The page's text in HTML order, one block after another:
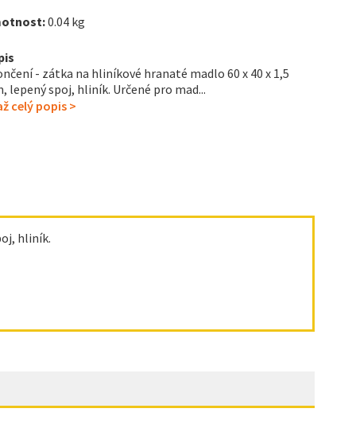
0.04 kg
- zátka na hliníkové hranaté madlo 60 x 40 x 1,5
lepený spoj, hliník. Určené pro mad...
celý popis >
hliník.